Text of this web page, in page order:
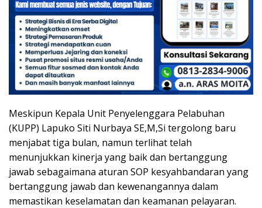
Meskipun Kepala Unit Penyelenggara Pelabuhan
(KUPP) Lapuko Siti Nurbaya SE,M,Si tergolong baru
menjabat tiga bulan, namun terlihat telah
menunjukkan kinerja yang baik dan bertanggung
jawab sebagaimana aturan SOP kesyahbandaran yang
bertanggung jawab dan kewenangannya dalam
memastikan keselamatan dan keamanan pelayaran.